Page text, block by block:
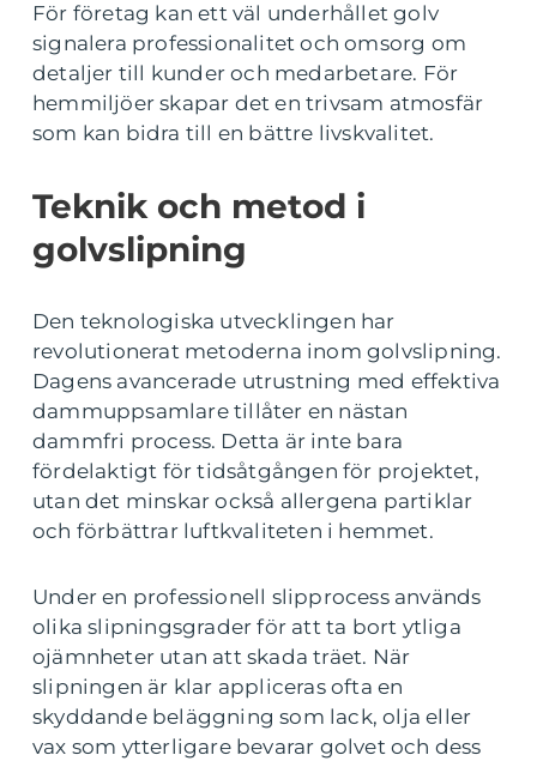
För företag kan ett väl underhållet golv
signalera professionalitet och omsorg om
detaljer till kunder och medarbetare. För
hemmiljöer skapar det en trivsam atmosfär
som kan bidra till en bättre livskvalitet.
Teknik och metod i
golvslipning
Den teknologiska utvecklingen har
revolutionerat metoderna inom golvslipning.
Dagens avancerade utrustning med effektiva
dammuppsamlare tillåter en nästan
dammfri process. Detta är inte bara
fördelaktigt för tidsåtgången för projektet,
utan det minskar också allergena partiklar
och förbättrar luftkvaliteten i hemmet.
Under en professionell slipprocess används
olika slipningsgrader för att ta bort ytliga
ojämnheter utan att skada träet. När
slipningen är klar appliceras ofta en
skyddande beläggning som lack, olja eller
vax som ytterligare bevarar golvet och dess